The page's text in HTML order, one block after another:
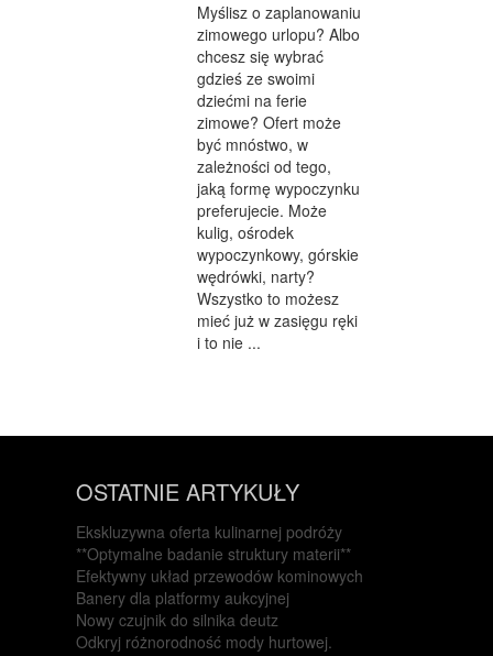
Myślisz o zaplanowaniu
zimowego urlopu? Albo
chcesz się wybrać
gdzieś ze swoimi
dziećmi na ferie
zimowe? Ofert może
być mnóstwo, w
zależności od tego,
jaką formę wypoczynku
preferujecie. Może
kulig, ośrodek
wypoczynkowy, górskie
wędrówki, narty?
Wszystko to możesz
mieć już w zasięgu ręki
i to nie ...
OSTATNIE ARTYKUŁY
Ekskluzywna oferta kulinarnej podróży
**Optymalne badanie struktury materii**
Efektywny układ przewodów kominowych
Banery dla platformy aukcyjnej
Nowy czujnik do silnika deutz
Odkryj różnorodność mody hurtowej.